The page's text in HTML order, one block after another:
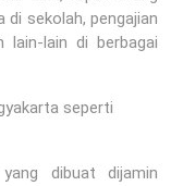
di sekolah, pengajian
lain-lain di berbagai
seperti
dibuat dijamin